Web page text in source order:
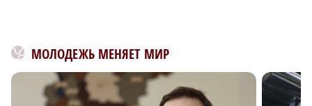
МОЛОДЕЖЬ МЕНЯЕТ МИР